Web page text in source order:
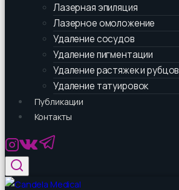
Лазерная эпиляция
Лазерное омоложение
Удаление сосудов
Удаление пигментации
Удаление растяжек и рубцов
Удаление татуировок
Публикации
Контакты